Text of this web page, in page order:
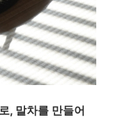
, 말차를 만들어